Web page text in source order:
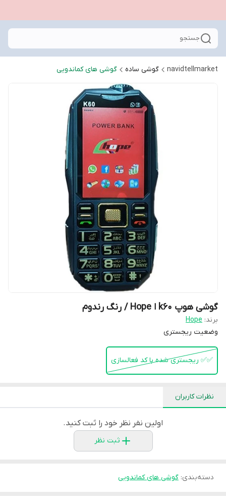
جستجو
navidtellmarket گوشی ساده گوشی های کماندویی
گوشی هوپ k60 ا Hope / رنگ رندوم
برند: Hope
وضعیت ریجستری
✅️✅️ ریجستری شده با کد فعالسازی
نظرات کاربران
اولین نفر نظر خود را ثبت کنید.
ثبت نظر
دسته‌بندی: گوشی های کماندویی